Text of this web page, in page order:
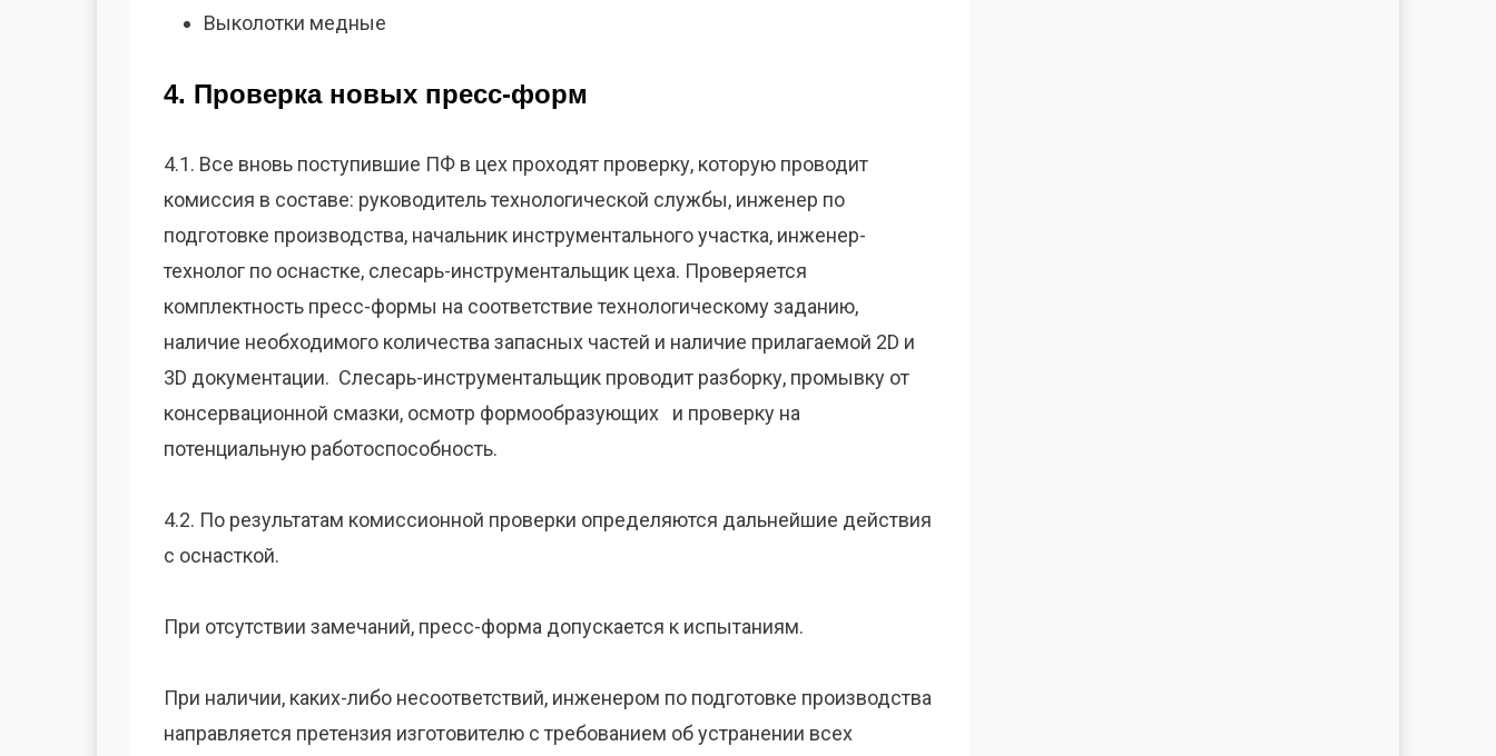
Выколотки медные
4. Проверка новых пресс-форм
4.1. Все вновь поступившие ПФ в цех проходят проверку, которую проводит
комиссия в составе: руководитель технологической службы, инженер по
подготовке производства, начальник инструментального участка, инженер-
технолог по оснастке, слесарь-инструментальщик цеха. Проверяется
комплектность пресс-формы на соответствие технологическому заданию,
наличие необходимого количества запасных частей и наличие прилагаемой 2D и
3D документации. Слесарь-инструментальщик проводит разборку, промывку от
консервационной смазки, осмотр формообразующих и проверку на
потенциальную работоспособность.
4.2. По результатам комиссионной проверки определяются дальнейшие действия
с оснасткой.
При отсутствии замечаний, пресс-форма допускается к испытаниям.
При наличии, каких-либо несоответствий, инженером по подготовке производства
направляется претензия изготовителю с требованием об устранении всех